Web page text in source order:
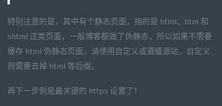
特别注意的是，其中有个静态页面，指的是 html、htm 和
shtml 这类页面，一般博客都做了伪静态，所以如果不需要
缓存 html 伪静态页面，请使用自定义或遵循源站，自定义
则需要去掉 html 等后缀。
再下一步则是最关键的 https 设置了！